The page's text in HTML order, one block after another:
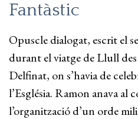
Fantàstic
Opuscle dialogat, escrit el
durant el viatge de Llull
Delfinat, on s’havia de
l’Església. Ramon anava al
l’organització d’un orde